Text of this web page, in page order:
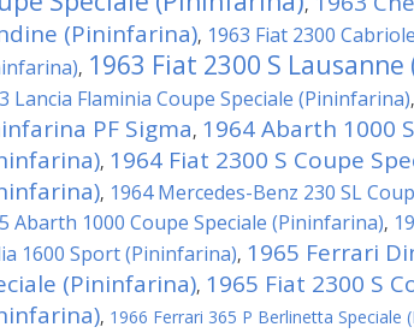
(Pininfarina), 1963 Fiat 2300
, 1963 Fiat 2300 S
Lancia Flaminia Coupe Speciale (Pininfarina),
PF Sigma, 1964 Abarth 1000
, 1964 Fiat 2300 S Coupe
, 1964 Mercedes-Benz 230 SL
Abarth 1000 Coupe Speciale (Pininfarina),
1600 Sport (Pininfarina), 1965 Ferrari
(Pininfarina), 1965 Fiat 2300 S
, 1966 Ferrari 365 P Berlinetta Speciale